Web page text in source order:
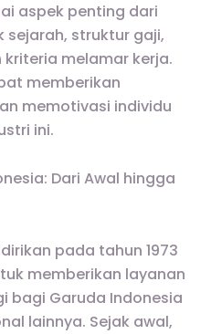
aspek penting dari
sejarah, struktur gaji,
melamar kerja.
memberikan
memotivasi individu
ini.
Dari Awal hingga
pada tahun 1973
memberikan layanan
bagi Garuda Indonesia
lainnya. Sejak awal,